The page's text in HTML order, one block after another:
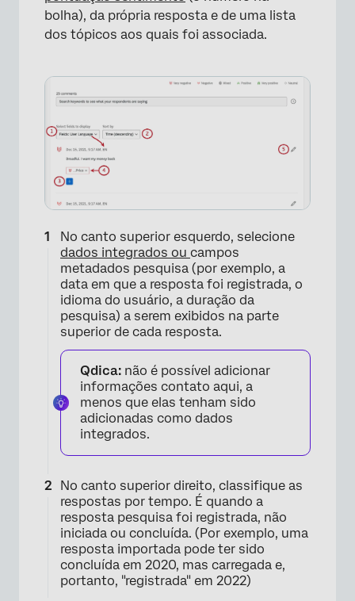
×
bolha), da própria resposta e de uma lista
dos tópicos aos quais foi associada.
No canto superior esquerdo, selecione
dados integrados ou campos
metadados pesquisa (por exemplo, a
data em que a resposta foi registrada, o
idioma do usuário, a duração da
pesquisa) a serem exibidos na parte
superior de cada resposta.
Qdica: não é possível adicionar
informações contato aqui, a
menos que elas tenham sido
adicionadas como dados
integrados.
No canto superior direito, classifique as
respostas por tempo. É quando a
resposta pesquisa foi registrada, não
iniciada ou concluída. (Por exemplo, uma
resposta importada pode ter sido
concluída em 2020, mas carregada e,
portanto, "registrada" em 2022)